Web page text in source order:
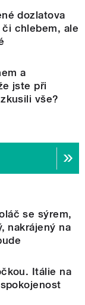
dozlatova
či chlebem, ale
a
jste při
vše?
se sýrem,
nakrájený na
Itálie na